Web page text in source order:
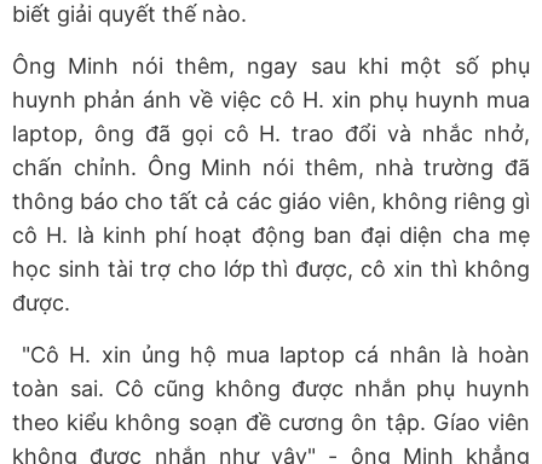
biết giải quyết thế nào.
Ông Minh nói thêm, ngay sau khi một số phụ
huynh phản ánh về việc cô H. xin phụ huynh mua
laptop, ông đã gọi cô H. trao đổi và nhắc nhở,
chấn chỉnh. Ông Minh nói thêm, nhà trường đã
thông báo cho tất cả các giáo viên, không riêng gì
cô H. là kinh phí hoạt động ban đại diện cha mẹ
học sinh tài trợ cho lớp thì được, cô xin thì không
được.
"Cô H. xin ủng hộ mua laptop cá nhân là hoàn
toàn sai. Cô cũng không được nhắn phụ huynh
theo kiểu không soạn đề cương ôn tập. Gíao viên
không được nhắn như vậy" - ông Minh khẳng